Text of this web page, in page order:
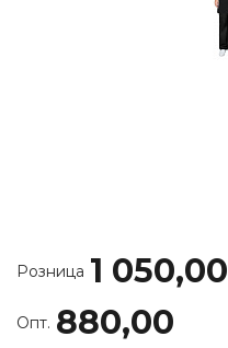
Розница 1 050,00
Опт. 880,00